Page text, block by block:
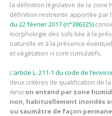
la définition législative de la zone
définition restreinte apportée par
du 22 février 2017 (n°386325)
morphologie des sols liée à la
naturelle et à la présence
et végétation ») sont cumulatifs.
L’article L. 211-1 du code de
deux critères de qualification de
Ainsi on entend par zone
non, habituellement inondés
ou saumâtre de façon